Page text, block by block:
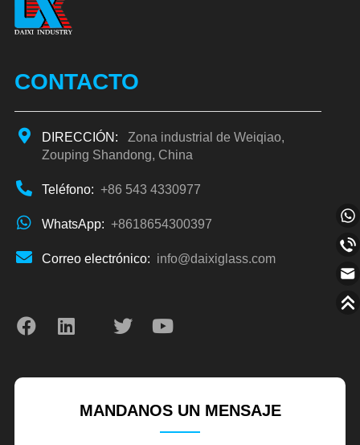
CONTACTO
DIRECCIÓN:
Zona industrial de Weiqiao,
Zouping Shandong, China
Teléfono: +86 543 4330977
WhatsApp: +8618654300397
Correo electrónico: info@daixiglass.com
MANDANOS UN MENSAJE